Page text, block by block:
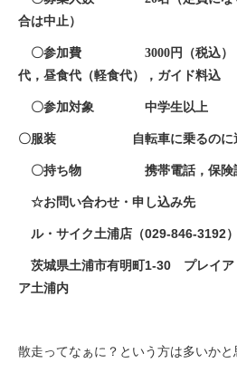
合は中止）
〇参加費 3000円（税込） レ
代，昼食代（軽食代），ガイド料込
〇参加対象 中学生以上
〇服装 自転車に乗るのに適
〇持ち物 携帯電話，保険証
☆お問い合わせ・申し込み先
ル・サイク土浦店（029-846-3192）
茨城県土浦市有明町1-30 プレイ
ア土浦内
散走ってなぁに？という方は多いかと